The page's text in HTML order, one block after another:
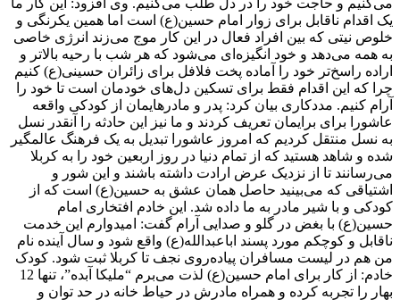
می‌کنیم و حاجت خود را در دل طلب می‌کنیم. وی افزود: این کار ما
یک اقدام ناقابل برای زوار امام حسین(ع) است اما همین یکرنگی و
خلوص نیتی که بین افراد فعال در این کار موج می‌زند انرژی خاصی
به همه می‌دهد و خود انگیزه‌ای می‌شود که هر شب با رحیه بالاتر و
اراده راسخ‌تر خود را آماده پخت فلافل برای زائران حسینی(ع) کنیم
چرا که این اقدام فقط برای تسکین دل‌های خودمان است تا خود را
آرام کنیم. مددکاری بیان کرد: پدر و مادرهایمان از کودکی واقعه
عاشورا برای برایمان تعریف کردند و ما نیز این حادثه را آنقدر نسل
به نسل منتقل کردیم که امروز عاشورا تبدیل به یک فرهنگ عالمگیر
شده و شاهد هستید که از تمام دنیا در روز اربعین خود را به کربلا
می‌رسانند تا از نزدیک عرض ارادت داشته باشند و این شور و
اشتیاقی که می‌بینید حاصل همان عشق به حسین(ع) است که از
کودکی و با شیر مادر به ما داده شد. این خادم افتخاری امام
حسین(ع) با بغض در گلو و صدایی آرام گفت: امیدوارم این خدمت
ناقابل و کوچکم مورد پسند اباعبدالله(ع) واقع شود و سال آینده نام
من هم در لیست مسافران پیاده‌روی نجف تا کربلا ثبت شود. کودک
خادم: از کار برای امام حسین(ع) لذت می‌برم “ملیکا آبده”، تنها 12
بهار را تجربه کرده و همراه مادرش در حیاط خانه در حد توان و